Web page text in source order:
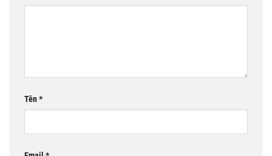
Tên*